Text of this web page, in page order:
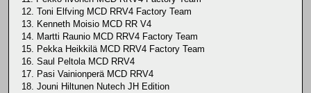
12. Toni Elfving MCD RRV4 Factory Team
13. Kenneth Moisio MCD RR V4
14. Martti Raunio MCD RRV4 Factory Team
15. Pekka Heikkilä MCD RRV4 Factory Team
16. Saul Peltola MCD RRV4
17. Pasi Vainionperä MCD RRV4
18. Jouni Hiltunen Nutech JH Edition